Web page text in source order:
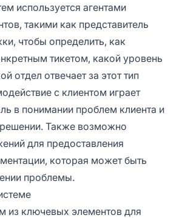
используется агентами
такими как представитель
чтобы определить, как
тикетом, какой уровень
отдел отвечает за этот тип
с клиентом играет
в понимании проблем клиента и
Также возможно
для предоставления
которая может быть
проблемы.
из ключевых элементов для